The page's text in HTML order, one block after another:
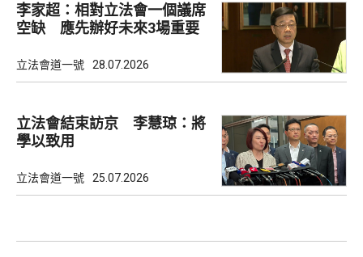
李家超：相對立法會一個議席
空缺 應先辦好未來3場重要
立法會道一號 28.07.2026
立法會結束訪京 李慧琼：將
學以致用
立法會道一號 25.07.2026